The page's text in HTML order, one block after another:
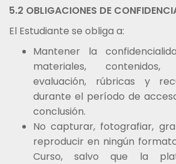
5.2 OBLIGACIONES DE
El Estudiante se obliga a:
Mantener la
materiales,
evaluación, rúbricas y
durante el período de
conclusión.
No capturar, fotografiar,
reproducir en ningún
Curso, salvo que la